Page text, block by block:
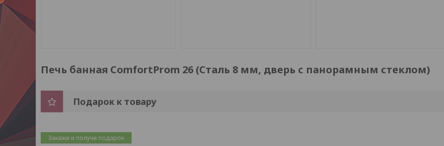
Печь банная ComfortProm 26 (Сталь 8 мм, дверь с панорамным стеклом)
Подарок к товару
Закажи и получи подарок